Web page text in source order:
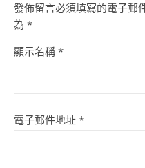
發佈留言必須填寫的電子郵
為 *
顯示名稱 *
電子郵件地址 *